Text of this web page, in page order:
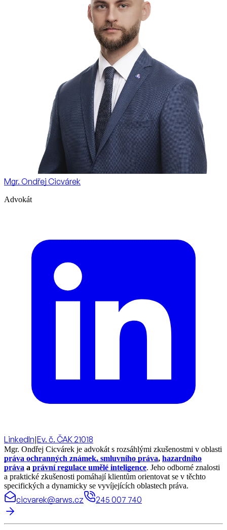
Mgr. Ondřej Cicvárek
Advokát
LinkedIn|Ev. č. ČAK 21018
Mgr. Ondřej Cicvárek je advokát s rozsáhlými zkušenostmi v oblasti
práva ochranných známek, smluvního práva, hazardního
práva a právní regulace umělé inteligence. Jeho odborné znalosti
a praktické zkušenosti pomáhají klientům orientovat se v těchto
specifických a dynamicky se vyvíjejících oblastech práva.
cicvarek@arws.cz 245 007 740